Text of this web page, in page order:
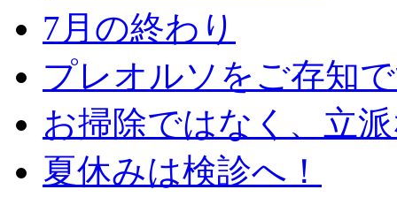
7月の終わり
プレオルソをご存知
お掃除ではなく、立
夏休みは検診へ！